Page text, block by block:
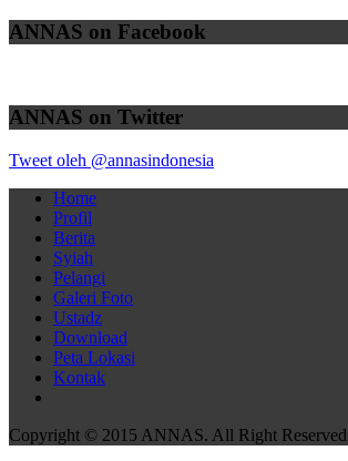
ANNAS on Facebook
ANNAS on Twitter
Tweet oleh @annasindonesia
Home
Profil
Berita
Syiah
Pelangi
Galeri Foto
Ustadz
Download
Peta Lokasi
Kontak
Copyright © 2015 ANNAS. All Right Reserved